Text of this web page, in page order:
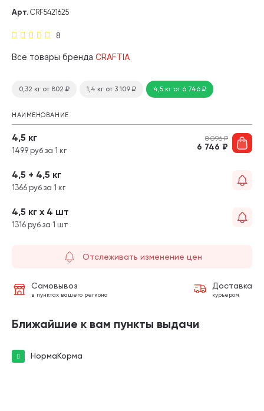
8
Арт. CRF5421625
Все товары бренда CRAFTIA
0,32 кг от 802 ₽ 1,4 кг от 3 109 ₽ 4,5 кг от 6 746₽
НАИМЕНОВАНИЕ
4,5 кг
1499 руб за 1 кг
8 096₽
6 746 ₽
4,5 + 4,5 кг
1366 руб за 1 кг
4,5 кг х 4 шт
1316 руб за 1 шт
Отслеживать изменение цен
Самовывоз
в пунктах вашего региона
Доставка
курьером
Ближайшие к вам пункты выдачи
НормаКорма